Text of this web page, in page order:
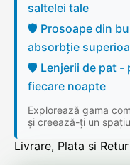
saltelei tale
🛡️ Prosoape din
absorbție
🛡️ Lenjerii de pat -
fiecare noapte
Explorează gama
și creează-ți un
Livrare, Plata si Retur